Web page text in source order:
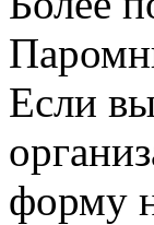
Если
форму